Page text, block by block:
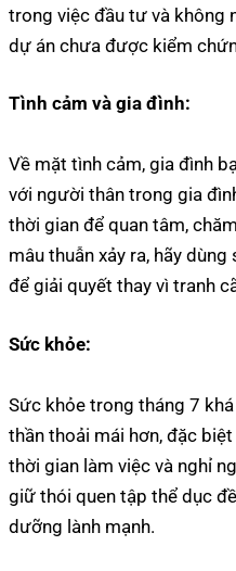
trong việc đầu tư và không
dự án chưa được kiểm
Tình cảm và gia đình:
Về mặt tình cảm, gia đình
với người thân trong gia
thời gian để quan tâm,
mâu thuẫn xảy ra, hãy
để giải quyết thay vì tranh
Sức khỏe:
Sức khỏe trong tháng 7
thần thoải mái hơn, đặc
thời gian làm việc và nghỉ
giữ thói quen tập thể dục
dưỡng lành mạnh.